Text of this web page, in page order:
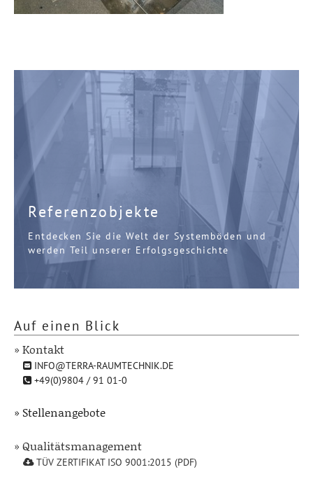
Referenzobjekte
Entdecken Sie die Welt der Systemböden und
werden Teil unserer Erfolgsgeschichte
Auf einen Blick
» Kontakt
INFO@TERRA-RAUMTECHNIK.DE
+49(0)9804 / 91 01-0
» Stellenangebote
» Qualitätsmanagement
TÜV ZERTIFIKAT ISO 9001:2015 (PDF)